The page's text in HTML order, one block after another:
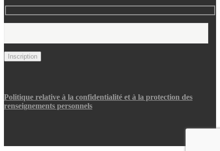
Politique relative à la confidentialité et à la protection des
renseignements personnels